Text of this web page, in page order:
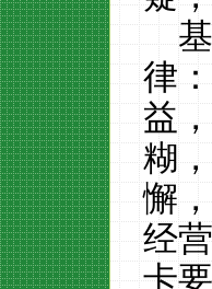
律
益
糊
懈
经
卡